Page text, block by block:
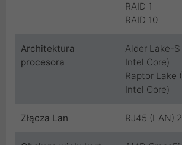
RAID 1
RAID 10
Architektura
procesora
Alder Lake-
Intel Core)
Raptor Lake
Intel Core)
Złącza Lan RJ45 (LAN)